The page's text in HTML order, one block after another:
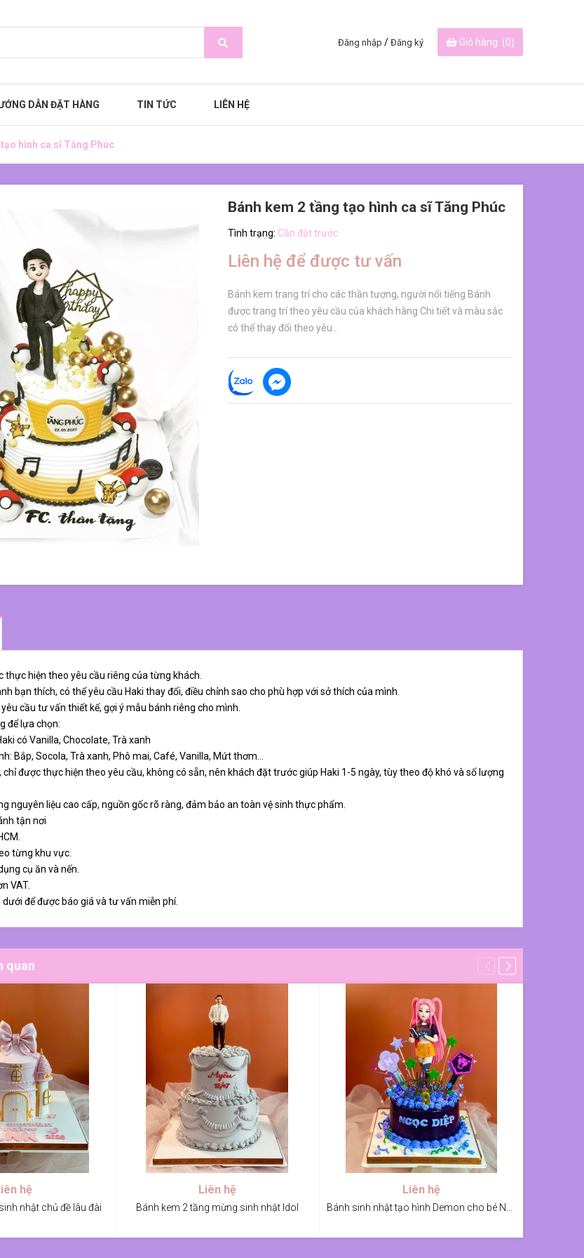
Đăng nhập / Đăng ký Giỏ hàng: (0)
DẪN ĐẶT HÀNG TIN TỨC LIÊN HỆ
hình ca sĩ Tăng Phúc
Bánh kem 2 tầng tạo hình ca sĩ Tăng Phúc
Tình trạng: Cần đặt trước
Liên hệ để được tư vấn
Bánh kem trang trí cho các thần tượng, người nổi tiếng Bánh
được trang trí theo yêu cầu của khách hàng Chi tiết và màu sắc
có thể thay đổi theo yêu...
thực hiện theo yêu cầu riêng của từng khách.
bạn thích, có thể yêu cầu Haki thay đổi, điều chỉnh sao cho phù hợp với sở thích của mình.
cầu tư vấn thiết kế, gợi ý mẫu bánh riêng cho mình.
để lựa chọn:
có Vanilla, Chocolate, Trà xanh
Bắp, Socola, Trà xanh, Phô mai, Café, Vanilla, Mứt thơm…
chỉ được thực hiện theo yêu cầu, không có sẵn, nên khách đặt trước giúp Haki 1-5 ngày, tùy theo độ khó và số lượng
nguyên liệu cao cấp, nguồn gốc rõ ràng, đảm bảo an toàn vệ sinh thực phẩm.
tận nơi
từng khu vực.
cụ ăn và nến.
VAT.
dưới để được báo giá và tư vấn miễn phí.
quan
hệ
nhật chủ đề lâu đài
Liên hệ
Bánh kem 2 tầng mừng sinh nhật Idol
Liên hệ